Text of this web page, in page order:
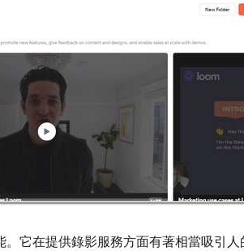
。它在提供錄影服務方面有著相當吸引